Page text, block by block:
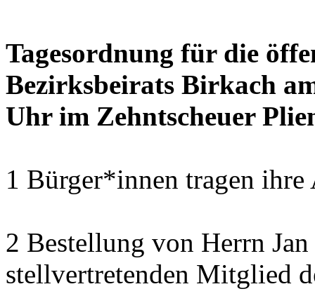
Tagesordnung für die
Bezirksbeirats Birkach
Uhr im Zehntscheuer
1 Bürger*innen tragen
2 Bestellung von Herrn
stellvertretenden Mitglied